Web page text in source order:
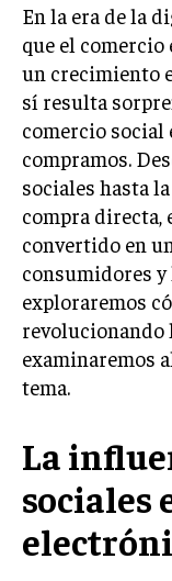
LIFESTYLE
MARKETING
VENTA
PUBLICIDAD
En la era de la
que el
un crecimiento
sí resulta
comercio social
compramos.
sociales hasta
compra directa,
convertido en
consumidores y
exploraremos
revolucionando
examinaremos
tema.
La
sociales